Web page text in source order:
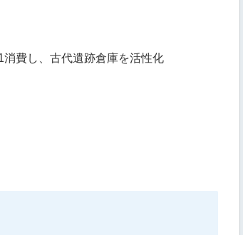
費し、古代遺跡倉庫を活性化